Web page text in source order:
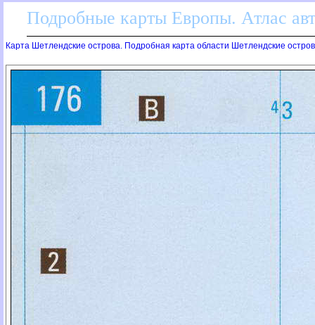
Подробные карты Европы. Атлас
Карта Шетлендские острова. Подробная карта области Шетлендские